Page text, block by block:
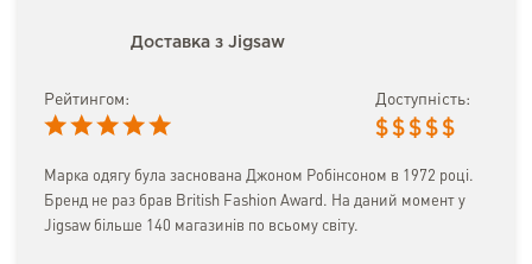
Доставка з Jigsaw
Рейтингом: Доступність:
$ $ $ $ $
Марка одягу була заснована Джоном Робінсоном в 1972 році.
Бренд не раз брав British Fashion Award. На даний момент у
Jigsaw більше 140 магазинів по всьому світу.